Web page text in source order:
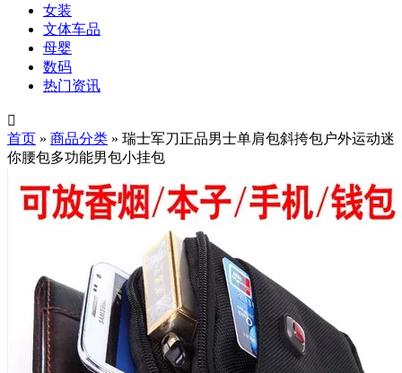
女装
文体车品
母婴
数码
热门资讯

首页 » 商品分类 » 瑞士军刀正品男士单肩包斜挎包户外运动迷
你腰包多功能男包小挂包